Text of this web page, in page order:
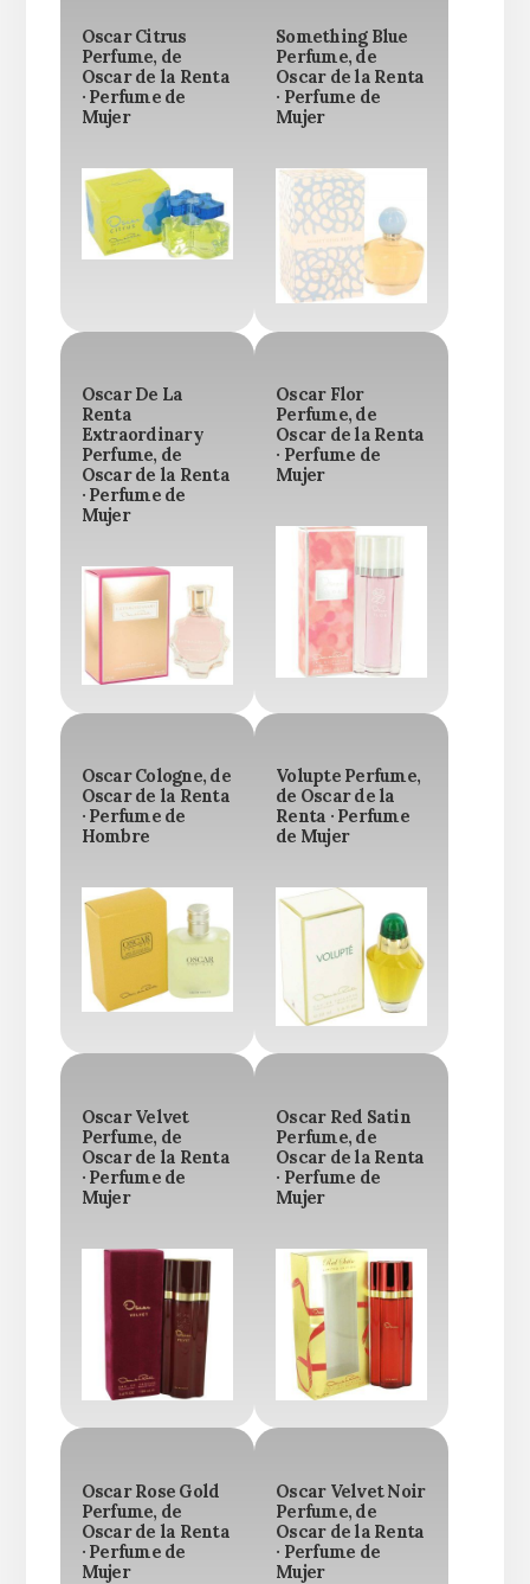
Oscar Citrus
Perfume, de
Oscar de la Renta
· Perfume de
Mujer
Something Blue
Perfume, de
Oscar de la Renta
· Perfume de
Mujer
Oscar De La
Renta
Extraordinary
Perfume, de
Oscar de la Renta
· Perfume de
Mujer
Oscar Flor
Perfume, de
Oscar de la Renta
· Perfume de
Mujer
Oscar Cologne, de
Oscar de la Renta
· Perfume de
Hombre
Volupte Perfume,
de Oscar de la
Renta · Perfume
de Mujer
Oscar Velvet
Perfume, de
Oscar de la Renta
· Perfume de
Mujer
Oscar Red Satin
Perfume, de
Oscar de la Renta
· Perfume de
Mujer
Oscar Rose Gold
Perfume, de
Oscar de la Renta
· Perfume de
Mujer
Oscar Velvet Noir
Perfume, de
Oscar de la Renta
· Perfume de
Mujer